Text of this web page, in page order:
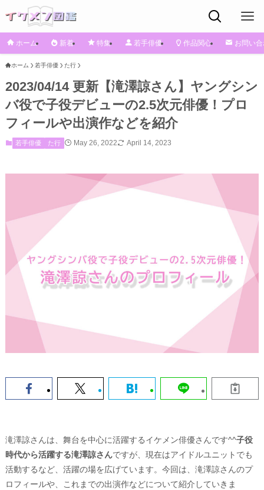
ホーム 新着 特集 若手俳優 作品関心 お問い
ホーム 若手俳優 た行
2023/04/14 更新【滝澤諒さん】ヤングシン
バ役で子役デビューの2.5次元俳優！プロ
フィールや出演作などを紹介
若手俳優 た行 May 26, 2022 April 14, 2023
滝澤諒さんは、舞台を中心に活躍するイケメン俳優さんです^^子役
時代から活躍する滝澤諒さんですが、現在はアイドルユニットでも
活動するなど、活躍の場を広げています。今回は、滝澤諒さんのプ
ロフィールや、これまでの出演作などについて紹介していきま